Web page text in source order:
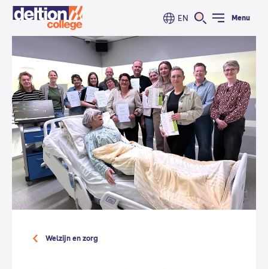
EN Menu
Welzijn en zorg